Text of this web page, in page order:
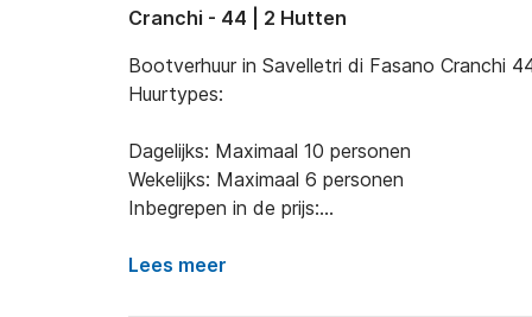
Cranchi - 44 | 2 Hutten
Bootverhuur in Savelletri di Fasano Cranchi
Huurtypes:
Dagelijks: Maximaal 10 personen
Wekelijks: Maximaal 6 personen
Inbegrepen in de prijs:
Ervaren schipper
Lees meer